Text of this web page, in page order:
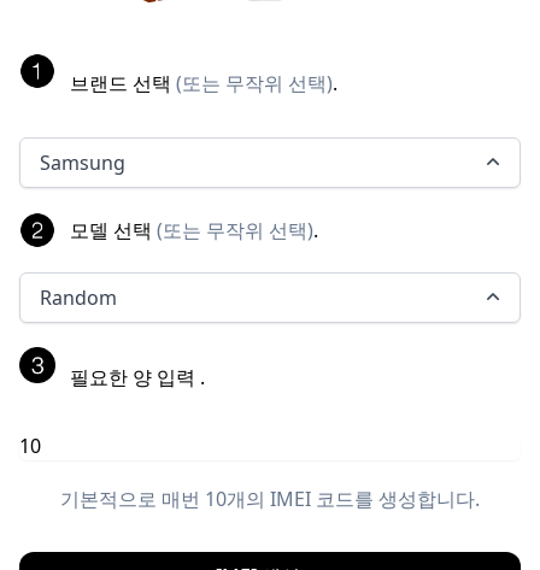
브랜드 선택 (또는 무작위 선택).
Samsung
모델 선택 (또는 무작위 선택).
Random
필요한 양 입력 .
기본적으로 매번 10개의 IMEI 코드를 생성합니다.